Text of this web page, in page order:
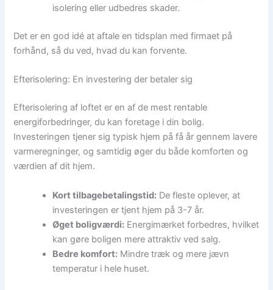
isolering eller udbedres skader.
Det er en god idé at aftale en tidsplan med firmaet på
forhånd, så du ved, hvad du kan forvente.
Efterisolering: En investering der betaler sig
Efterisolering af loftet er en af de mest rentable
energiforbedringer, du kan foretage i din bolig.
Investeringen tjener sig typisk hjem på få år gennem lavere
varmeregninger, og samtidig øger du både komforten og
værdien af dit hjem.
Kort tilbagebetalingstid: De fleste oplever, at
investeringen er tjent hjem på 3-7 år.
Øget boligværdi: Energimærket forbedres, hvilket
kan gøre boligen mere attraktiv ved salg.
Bedre komfort: Mindre træk og mere jævn
temperatur i hele huset.